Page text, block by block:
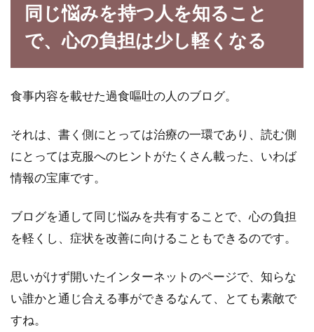
同じ悩みを持つ人を知ること
で、心の負担は少し軽くなる
食事内容を載せた過食嘔吐の人のブログ。
それは、書く側にとっては治療の一環であり、読む側
にとっては克服へのヒントがたくさん載った、いわば
情報の宝庫です。
ブログを通して同じ悩みを共有することで、心の負担
を軽くし、症状を改善に向けることもできるのです。
思いがけず開いたインターネットのページで、知らな
い誰かと通じ合える事ができるなんて、とても素敵で
すね。